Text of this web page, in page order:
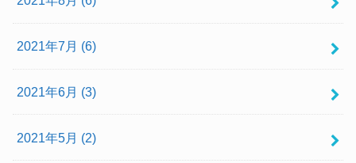
2021年7月 (6)
2021年6月 (3)
2021年5月 (2)